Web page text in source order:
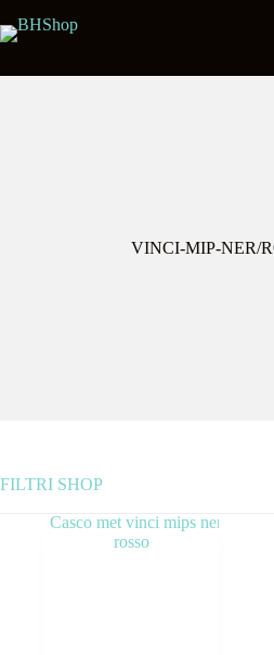
VINCI-MIP-NER/
FILTRI SHOP